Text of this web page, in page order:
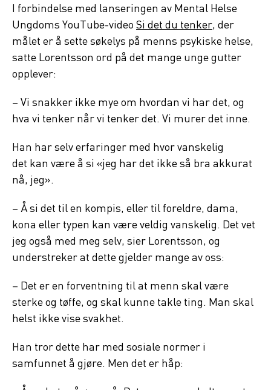
I forbindelse med lanseringen av Mental Helse
Ungdoms YouTube-videoSi det du tenker, der
målet er å sette søkelys på menns psykiske helse,
satte Lorentsson ord på det mange unge gutter
opplever:
– Vi snakker ikke mye om hvordan vi har det, og
hva vi tenker når vi tenker det. Vi murer det inne.
Han har selv erfaringer med hvor vanskelig
det kan være å si «jeg har det ikke så bra akkurat
nå, jeg».
– Å si det til en kompis, eller til foreldre, dama,
kona eller typen kan være veldig vanskelig. Det vet
jeg også med meg selv, sier Lorentsson, og
understreker at dette gjelder mange av oss:
– Det er en forventning til at menn skal være
sterke og tøffe, og skal kunne takle ting. Man skal
helst ikke vise svakhet.
Han tror dette har med sosiale normer i
samfunnet å gjøre. Men det er håp: